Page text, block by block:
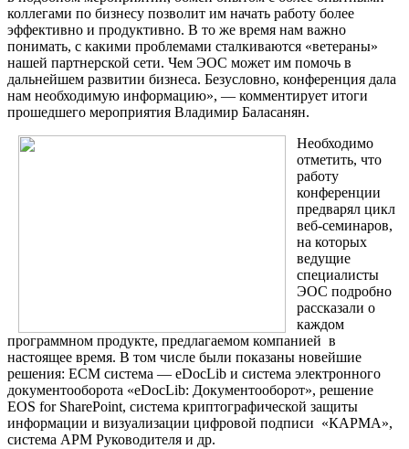
коллегами по бизнесу позволит им начать работу более
эффективно и продуктивно. В то же время нам важно
понимать, с какими проблемами сталкиваются «ветераны»
нашей партнерской сети. Чем ЭОС может им помочь в
дальнейшем развитии бизнеса. Безусловно, конференция дала
нам необходимую информацию», — комментирует итоги
прошедшего мероприятия Владимир Баласанян.
Необходимо
отметить, что
работу
конференции
предварял цикл
веб-семинаров,
на которых
ведущие
специалисты
ЭОС подробно
рассказали о
каждом
программном продукте, предлагаемом компанией в
настоящее время. В том числе были показаны новейшие
решения: ECM система — eDocLib и система электронного
документооборота «eDocLib: Документооборот», решение
EOS for SharePoint, система криптографической защиты
информации и визуализации цифровой подписи «КАРМА»,
система АРМ Руководителя и др.